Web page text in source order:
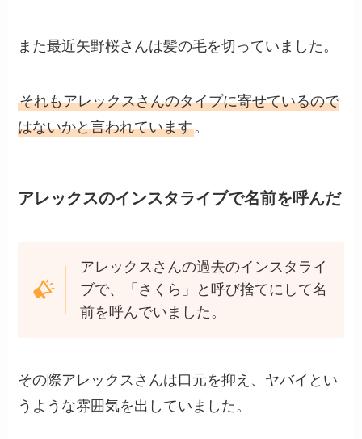
また最近矢野桜さんは髪の毛を切っていました。
それもアレックスさんのタイプに寄せているので
はないかと言われています。
アレックスのインスタライブで名前を呼んだ
アレックスさんの過去のインスタライ
ブで、「さくら」と呼び捨てにして名
前を呼んでいました。
その際アレックスさんは口元を抑え、ヤバイとい
うような雰囲気を出していました。